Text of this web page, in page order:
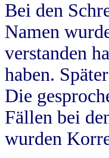
Bei den
Namen
verstanden
haben.
Die
Fällen bei
wurden